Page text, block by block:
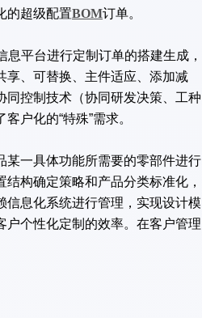
的超级配置BOM订单。
平台进行定制订单的搭建生成，
享、可替换、主件适应、添加减
同控制技术（协同研发决策、工种
户化的“特殊”需求。
一具体功能所需要的零部件进行
构确定策略和产品分类标准化，
息化系统进行管理，实现设计模
个性化定制的效率。在客户管理